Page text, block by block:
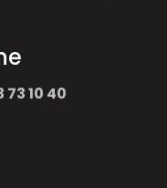
73 10 40